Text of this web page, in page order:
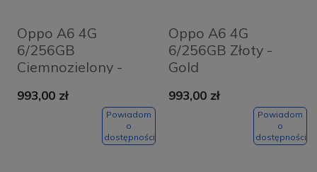
Oppo A6 4G
6/256GB
Ciemnozielony -
993,00 zł
Powiadom
o
dostępności
Oppo A6 4G
6/256GB Złoty -
Gold
993,00 zł
Powiadom
o
dostępności